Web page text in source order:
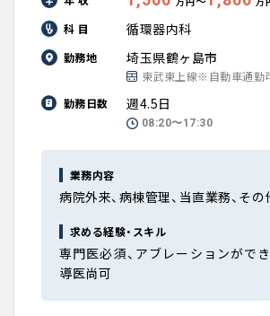
科 目 循環器内科
勤務地 埼玉県鶴ヶ島市
東武東上線※自動車通勤
勤務日数
週4.5日
08:20〜17:30
業務内容
病院外来、病棟管理、当直業務、その
求める経験・スキル
専門医必須、アブレーションがで
導医尚可